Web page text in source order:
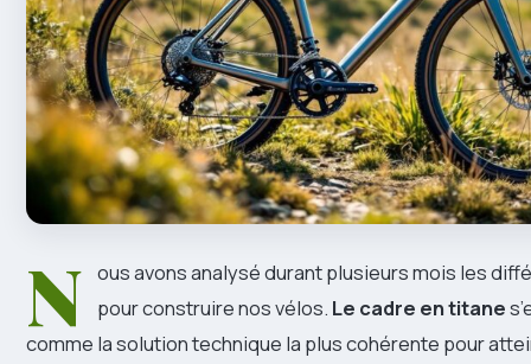
N ous avons analysé durant plusieurs mois les
pour construire nos vélos. Le cadre en titane
comme la solution technique la plus cohérente pour